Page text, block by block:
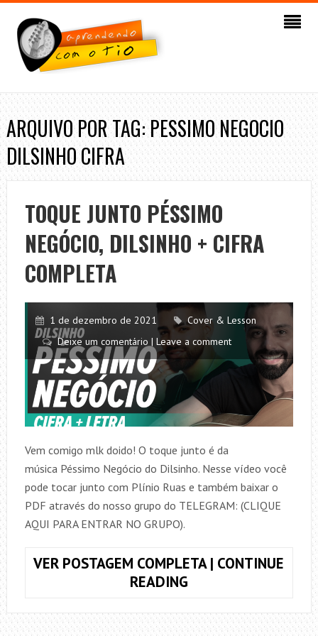
ARQUIVO POR TAG: PESSIMO NEGOCIO
DILSINHO CIFRA
TOQUE JUNTO PÉSSIMO
NEGÓCIO, DILSINHO + CIFRA
COMPLETA
1 de dezembro de 2021
Cover & Lesson
Deixe um comentário | Leave a comment
Vem comigo mlk doido! O toque junto é da
música Péssimo Negócio do Dilsinho. Nesse vídeo você
pode tocar junto com Plínio Ruas e também baixar o
PDF através do nosso grupo do TELEGRAM: (CLIQUE
AQUI PARA ENTRAR NO GRUPO).
VER POSTAGEM COMPLETA | CONTINUE
READINGTOQUE
PÉSSIMO